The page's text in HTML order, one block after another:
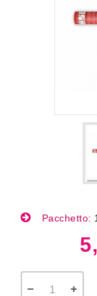
Pacchetto: